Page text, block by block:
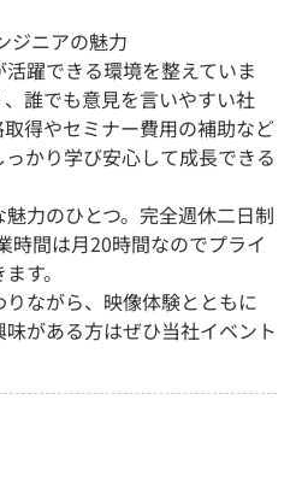
ジニアの魅力
躍できる環境を整えていま
誰でも意見を言いやすい社
得やセミナー費用の補助など
かり学び安心して成長できる
力のひとつ。完全週休二日制
時間は月20時間なのでプライ
す。
ながら、映像体験とともに
味がある方はぜひ当社イベント